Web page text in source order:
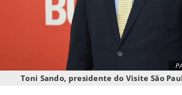
Toni Sando, presidente do Visite São